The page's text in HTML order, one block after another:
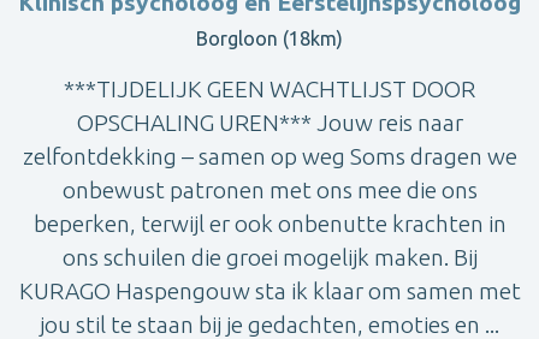
Borgloon (18km)
***TIJDELIJK GEEN WACHTLIJST DOOR
OPSCHALING UREN*** Jouw reis naar
zelfontdekking – samen op weg Soms dragen we
onbewust patronen met ons mee die ons
beperken, terwijl er ook onbenutte krachten in
ons schuilen die groei mogelijk maken. Bij
KURAGO Haspengouw sta ik klaar om samen met
jou stil te staan bij je gedachten, emoties en ...